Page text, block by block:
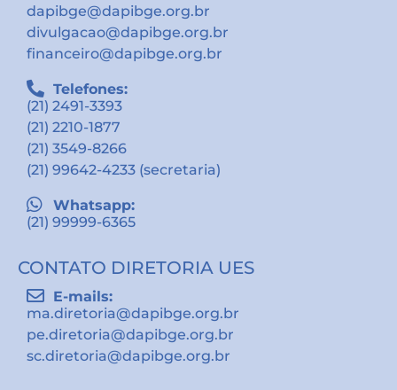
dapibge@dapibge.org.br
divulgacao@dapibge.org.br
financeiro@dapibge.org.br
Telefones:
(21) 2491-3393
(21) 2210-1877
(21) 3549-8266
(21) 99642-4233 (secretaria)
Whatsapp:
(21) 99999-6365
CONTATO DIRETORIA UES
E-mails:
ma.diretoria@dapibge.org.br
pe.diretoria@dapibge.org.br
sc.diretoria@dapibge.org.br